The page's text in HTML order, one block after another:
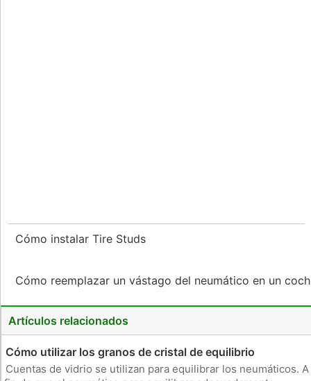
Cómo instalar Tire Studs
Cómo reemplazar un vástago del neumático en un
Artículos relacionados
Cómo utilizar los granos de cristal de equilibrio
Cuentas de vidrio se utilizan para equilibrar los neumáticos. A